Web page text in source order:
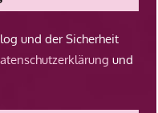
und der Sicherheit
und